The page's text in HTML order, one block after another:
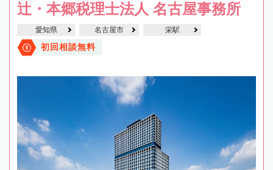
辻・本郷税理士法人 名古屋事務所
愛知県 名古屋市 栄駅
初回相談無料